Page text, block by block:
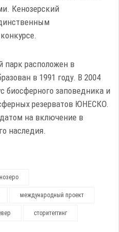
Кенозерский
парк расположен в
в 1991 году. В 2004
биосферного заповедника и
резерватов ЮНЕСКО.
на включение в
наследия.
международный проект
сторитеггинг